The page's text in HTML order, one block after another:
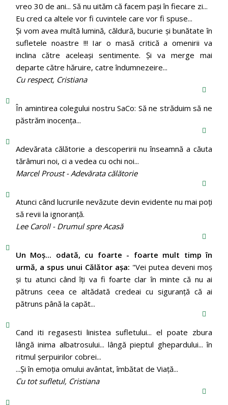
vreo 30 de ani... Să nu uităm că facem pași în fiecare zi...
Eu cred ca altele vor fi cuvintele care vor fi spuse...
Și vom avea multă lumină, căldură, bucurie și bunătate în
sufletele noastre !!! Iar o masă critică a omenirii va
inclina către aceleași sentimente. Și va merge mai
departe către hăruire, catre îndumnezeire...
Cu respect, Cristiana
În amintirea colegului nostru SaCo: Să ne străduim să ne
păstrăm inocenţa...
Adevărata călătorie a descoperirii nu înseamnă a căuta
tărâmuri noi, ci a vedea cu ochi noi...
Marcel Proust - Adevărata călătorie
Atunci când lucrurile nevăzute devin evidente nu mai poți
să revii la ignoranță.
Lee Caroll - Drumul spre Acasă
Un Moş... odată, cu foarte - foarte mult timp în
urmă, a spus unui Călător aşa: "Vei putea deveni moş
şi tu atunci când îţi va fi foarte clar în minte că nu ai
pătruns ceea ce altădată credeai cu siguranţă că ai
pătruns până la capăt...
Cand iti regasesti linistea sufletului... el poate zbura
lângă inima albatrosului... lângă pieptul ghepardului... în
ritmul şerpuirilor cobrei...
...Şi în emoţia omului avântat, îmbătat de Viaţă...
Cu tot sufletul, Cristiana